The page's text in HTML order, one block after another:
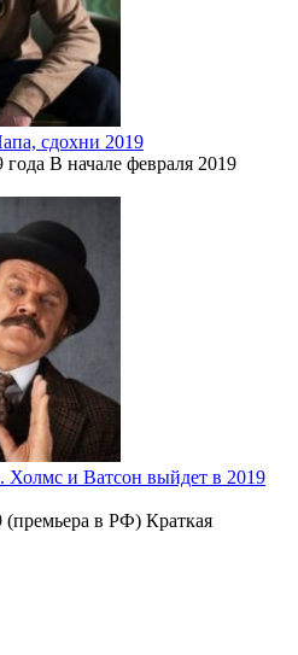
сдохни 2019
В начале февраля 2019
и Ватсон выйдет в 2019
(премьера в РФ) Краткая